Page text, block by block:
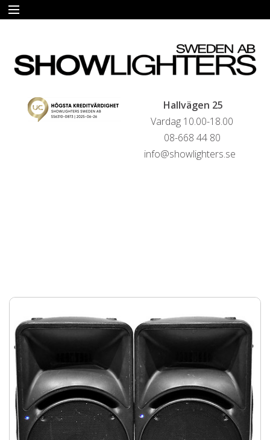
Hallvägen 25
Vardag 10.00-18.00
08-668 44 80
info@showlighters.se
HYRA
FÖRSÄLJNING
LIVESTREAMINGTJÄNSTER